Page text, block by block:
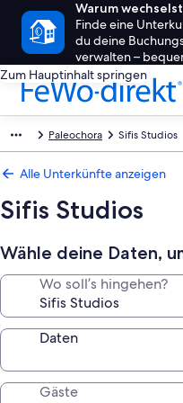
Warum
Finde eine
du deine
verwalten –
Zum Hauptinhalt springen
Paleochora Sifis Studios
Alle Unterkünfte anzeigen
Sifis Studios
Wähle deine Daten,
Wo soll’s hingehen?
Daten
Gäste